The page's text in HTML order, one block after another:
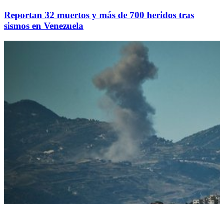
Reportan 32 muertos y más de 700 heridos tras
sismos en Venezuela